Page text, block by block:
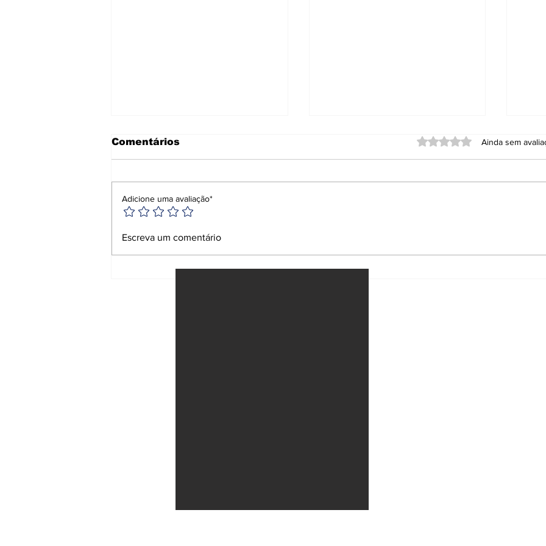
Metrô de Salvador tem
para mulheres em
impacto econômico
Comentários Avaliado com 0 de 5
Ainda sem
Adicione uma avaliação*
Escreva um comentário